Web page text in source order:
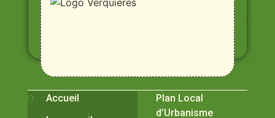
Rhône,
Alpilles
et
Durance
Accueil
Plan Local
d’Urbanisme